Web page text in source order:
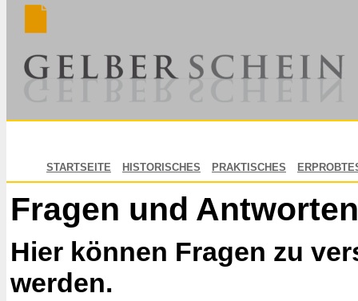
STARTSEITE HISTORISCHES PRAKTISCHES
Fragen und Antworten
Hier können Fragen zu
werden.